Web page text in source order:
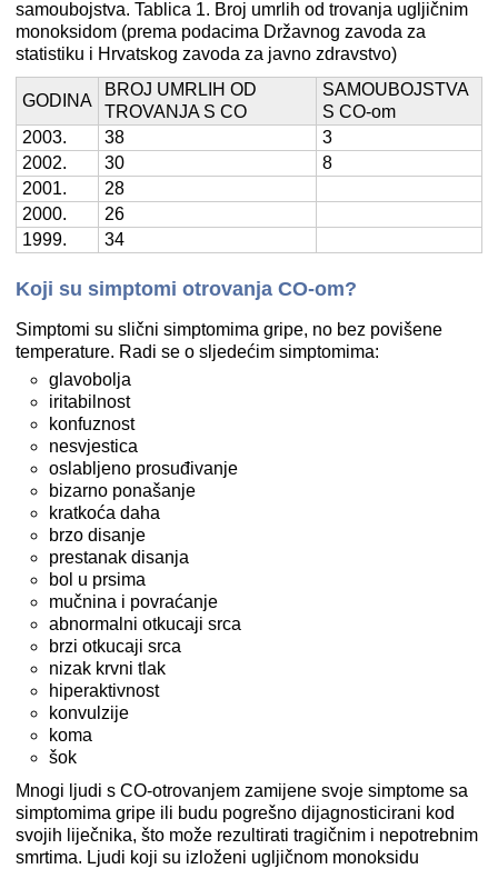
samoubojstva. Tablica 1. Broj umrlih od trovanja ugljičnim
monoksidom (prema podacima Državnog zavoda za
statistiku i Hrvatskog zavoda za javno zdravstvo)
GODINA
BROJ UMRLIH OD
TROVANJA S CO
SAMOUBOJSTVA
S CO-om
2003.
38
3
2002.
30
8
2001.
28
2000.
26
1999.
34
Koji su simptomi otrovanja CO-om?
Simptomi su slični simptomima gripe, no bez povišene
temperature. Radi se o sljedećim simptomima:
glavobolja
iritabilnost
konfuznost
nesvjestica
oslabljeno prosuđivanje
bizarno ponašanje
kratkoća daha
brzo disanje
prestanak disanja
bol u prsima
mučnina i povraćanje
abnormalni otkucaji srca
brzi otkucaji srca
nizak krvni tlak
hiperaktivnost
konvulzije
koma
šok
Mnogi ljudi s CO-otrovanjem zamijene svoje simptome sa
simptomima gripe ili budu pogrešno dijagnosticirani kod
svojih liječnika, što može rezultirati tragičnim i nepotrebnim
smrtima. Ljudi koji su izloženi ugljičnom monoksidu